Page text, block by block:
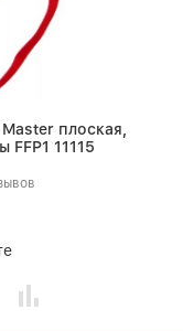
плоская,
11115